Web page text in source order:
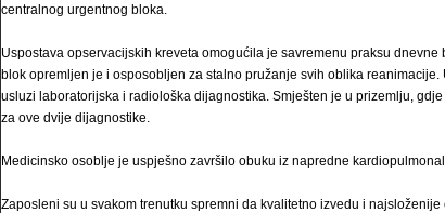
centralnog urgentnog bloka.
Uspostava opservacijskih kreveta omogućila je savremenu praksu dnevne
blok opremljen je i osposobljen za stalno pružanje svih oblika reanimacije.
usluzi laboratorijska i radiološka dijagnostika. Smješten je u prizemlju,
za ove dvije dijagnostike.
Medicinsko osoblje je uspješno završilo obuku iz napredne
Zaposleni su u svakom trenutku spremni da kvalitetno izvedu i najsloženije